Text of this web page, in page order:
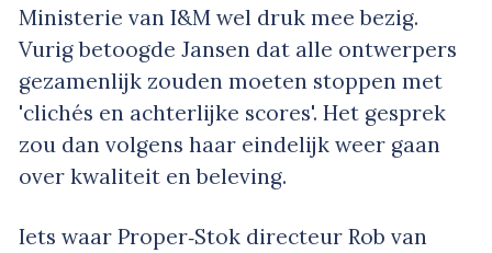
Ministerie van I&M wel druk mee bezig.
Vurig betoogde Jansen dat alle ontwerpers
gezamenlijk zouden moeten stoppen met
'clichés en achterlijke scores'. Het gesprek
zou dan volgens haar eindelijk weer gaan
over kwaliteit en beleving.
Iets waar Proper‐Stok directeur Rob van